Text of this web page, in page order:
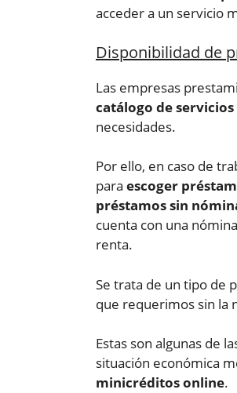
acceder a un servicio
Disponibilidad de
Las empresas
catálogo de
necesidades.
Por ello, en caso de
para escoger
préstamos sin
cuenta con una
renta.
Se trata de un tipo de
que requerimos sin la
Estas son algunas de
situación económica
minicréditos online.